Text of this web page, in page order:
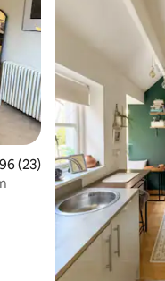
ocjena: 4,96 od 5,
(23)